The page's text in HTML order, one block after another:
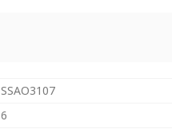
SSAO3107
6